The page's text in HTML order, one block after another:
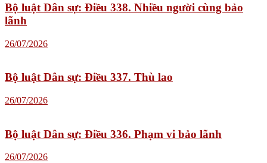
Bộ luật Dân sự: Điều 338. Nhiều người cùng bảo
lãnh
26/07/2026
Bộ luật Dân sự: Điều 337. Thù lao
26/07/2026
Bộ luật Dân sự: Điều 336. Phạm vi bảo lãnh
26/07/2026